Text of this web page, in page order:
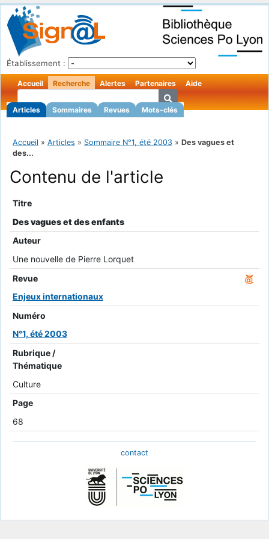
Établissement :
Accueil Recherche
Articles Sommaires Revues Mots-clés
Alertes Partenaires Aide
Accueil » Articles » Sommaire N°1, été 2003 » Des vagues et
des...
Contenu de l'article
Titre
Des vagues et des enfants
Auteur
Une nouvelle de Pierre Lorquet
Revue
Enjeux internationaux
Numéro
N°1, été 2003
Rubrique /
Thématique
Culture
Page
68
contact